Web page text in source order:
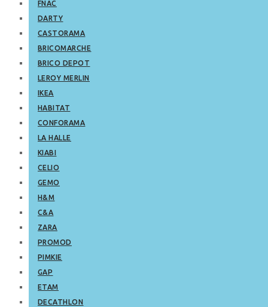
FNAC
DARTY
CASTORAMA
BRICOMARCHE
BRICO DEPOT
LEROY MERLIN
IKEA
HABITAT
CONFORAMA
LA HALLE
KIABI
CELIO
GEMO
H&M
C&A
ZARA
PROMOD
PIMKIE
GAP
ETAM
DECATHLON